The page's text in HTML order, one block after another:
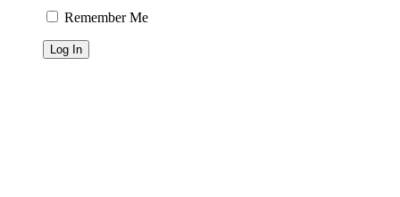
Remember Me